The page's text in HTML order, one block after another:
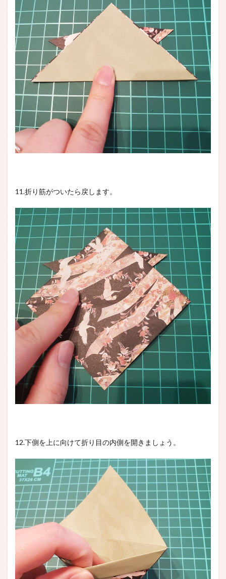
11.折り筋がついたら戻します。
12.下側を上に向けて折り目の内側を開きましょう。